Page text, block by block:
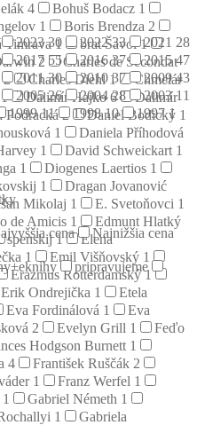
4 Bohuš Bodacz 1
1 Boris Brendza 2
Timrava1 brat Šavol1
2
Charles de Secondat
2 Charles Diehl1
Chmelár
1 Dalimír Hajko6
Dalimír
Podracká2 Daniel Bodický 1
1
Daniela Příhodová
1 David Schweickart 1
1 Diogenes Laertios 1
1
Dragan Jovanović
Mikolaj 1 E. Svetoňovci 1
de Amicis 1
Edmunt Hlatký
1
Elena
1 Emil Višňovský 1
Erazmus Rotterdamský1
Erik Ondrejička 1
Etela
Eva Fordinálová 1
Eva
2 Evelyn Grill 1
Feďo
Hodgson Burnett 1
4 František Ruščák 2
1 Franz Werfel 1
1 Gabriel Németh 1
1
Gabriela
202330 202233 2021 28
2017 55 201637 201547
201130 201037 200943
200526 200428 200311
199911 199810 19971
cena
Najnižšia cena
pripravujeme